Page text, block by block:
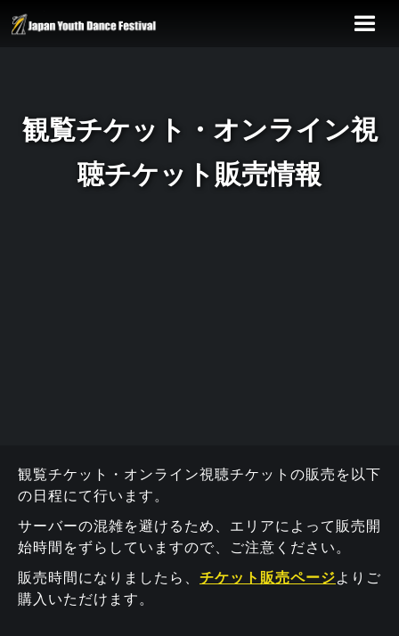
観覧チケット・オンライン視
聴チケット販売情報
観覧チケット・オンライン視聴チケットの販売を以下
の日程にて行います。
サーバーの混雑を避けるため、エリアによって販売開
始時間をずらしていますので、ご注意ください。
販売時間になりましたら、 チケット販売ページよりご
購入いただけます。